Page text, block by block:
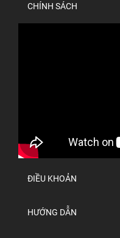
CHÍNH SÁCH
ĐIỀU KHOẢN
HƯỚNG DẪN